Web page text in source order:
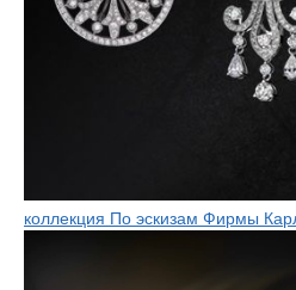
коллекция По эскизам Фирмы